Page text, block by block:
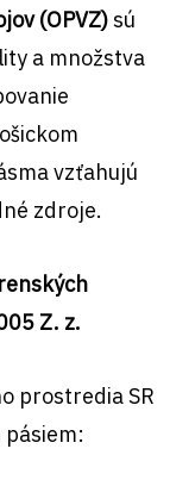
(OPVZ)sú
a množstva
vzťahujú
zdroje.
Z. z.
prostredia SR